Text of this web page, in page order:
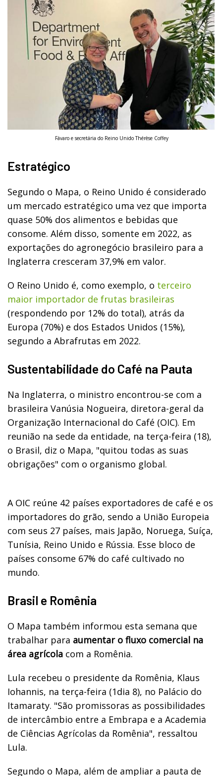
Fávaro e secretária do Reino Unido Thérèse Coffey
Estratégico
Segundo o Mapa, o Reino Unido é considerado
um mercado estratégico uma vez que importa
quase 50% dos alimentos e bebidas que
consome. Além disso, somente em 2022, as
exportações do agronegócio brasileiro para a
Inglaterra cresceram 37,9% em valor.
O Reino Unido é, como exemplo, o terceiro
maior importador de frutas brasileiras
(respondendo por 12% do total), atrás da
Europa (70%) e dos Estados Unidos (15%),
segundo a Abrafrutas em 2022.
Sustentabilidade do Café na Pauta
Na Inglaterra, o ministro encontrou-se com a
brasileira Vanúsia Nogueira, diretora-geral da
Organização Internacional do Café (OIC). Em
reunião na sede da entidade, na terça-feira (18),
o Brasil, diz o Mapa, "quitou todas as suas
obrigações" com o organismo global.
A OIC reúne 42 países exportadores de café e os
importadores do grão, sendo a União Europeia
com seus 27 países, mais Japão, Noruega, Suíça,
Tunísia, Reino Unido e Rússia. Esse bloco de
países consome 67% do café cultivado no
mundo.
Brasil e Romênia
O Mapa também informou esta semana que
trabalhar para aumentar o fluxo comercial na
área agrícola com a Romênia.
Lula recebeu o presidente da Romênia, Klaus
Iohannis, na terça-feira (1dia 8), no Palácio do
Itamaraty. "São promissoras as possibilidades
de intercâmbio entre a Embrapa e a Academia
de Ciências Agrícolas da Romênia", ressaltou
Lula.
Segundo o Mapa, além de ampliar a pauta de